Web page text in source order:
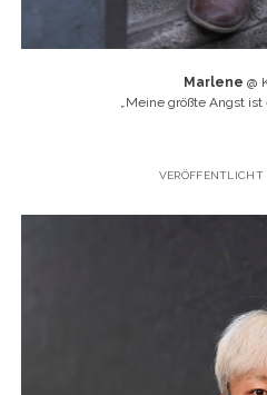
Marlene @
„Meine größte Angst ist
VERÖFFENTLICHT